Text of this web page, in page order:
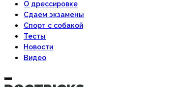
О дрессировке
Сдаем экзамены
Спорт с собакой
Тесты
Новости
Видео